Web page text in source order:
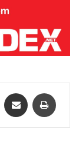
Viber Podijeli putem E-maila